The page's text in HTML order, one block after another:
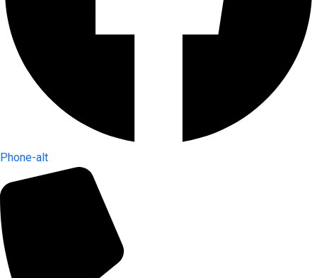
Phone-alt